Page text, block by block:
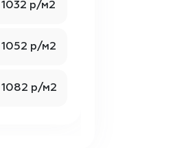
1032 р/м2
1052 р/м2
1082 р/м2